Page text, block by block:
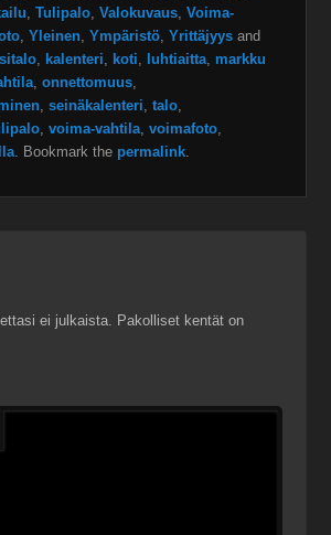
,Tulipalo,Valokuvaus,Voima-
,Yleinen,Ympäristö,Yrittäjyys and
, kalenteri, koti, luhtiaitta, markku
,onnettomuus,
,seinäkalenteri,talo,
,voima-vahtila,voimafoto,
. Bookmark the permalink.
ei julkaista. Pakolliset kentät on